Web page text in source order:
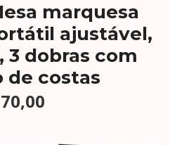
marquesa
ajustável,
3 dobras com
de costas